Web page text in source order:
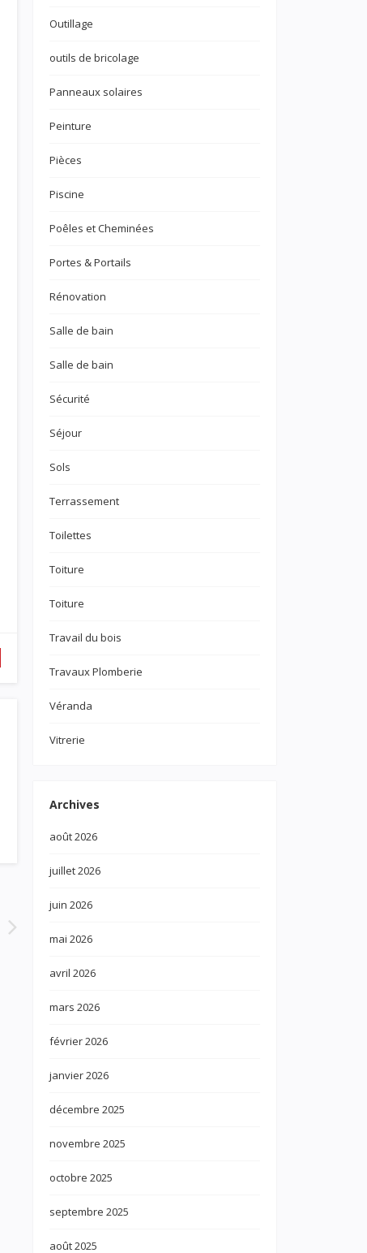
Outillage
outils de bricolage
Panneaux solaires
Peinture
Pièces
Piscine
Poêles et Cheminées
Portes & Portails
Rénovation
Salle de bain
Salle de bain
Sécurité
Séjour
Sols
Terrassement
Toilettes
Toiture
Toiture
Travail du bois
Travaux Plomberie
Véranda
Vitrerie
Archives
août 2026
juillet 2026
juin 2026
mai 2026
avril 2026
mars 2026
février 2026
janvier 2026
décembre 2025
novembre 2025
octobre 2025
septembre 2025
août 2025